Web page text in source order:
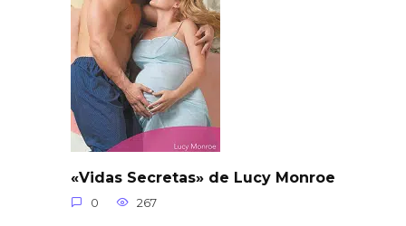
«Vidas Secretas» de Lucy Monroe
0 267